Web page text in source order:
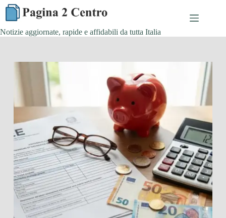
Skip
content
Notizie aggiornate, rapide e affidabili da tutta Italia